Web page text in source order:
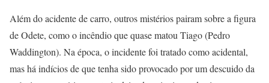
Além do acidente de carro, outros mistérios pairam sobre a figura
de Odete, como o incêndio que quase matou Tiago (Pedro
Waddington). Na época, o incidente foi tratado como acidental,
mas há indícios de que tenha sido provocado por um descuido da